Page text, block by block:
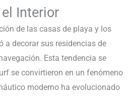
Interior
de las casas de playa y los
a decorar sus residencias de
Esta tendencia se
se convirtieron en un fenómeno
moderno ha evolucionado